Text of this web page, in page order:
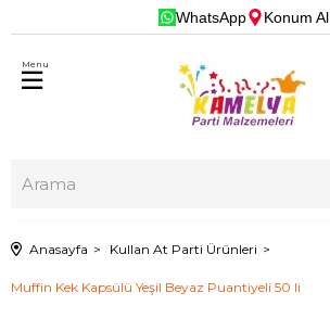
WhatsApp Konum Al
Menu
Anasayfa Kullan At Parti Ürünleri
Muffin Kek Kapsülü Yeşil Beyaz Puantiyeli 50 li